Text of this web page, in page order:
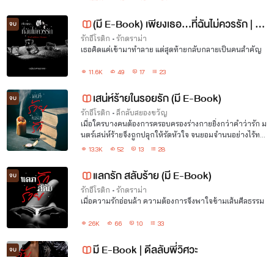
จบ
(มี E-Book) เพียงเธอ…ที่ฉันไม่ควรรัก | F
orbidden Desire
รักอีโรติก • รักดราม่า
เธอคิดแค่เข้ามาทำลาย แต่สุดท้ายกลับกลายเป็นคนสำคัญ
11.6K 49 17 23
จบ เสน่ห์ร้ายในรอยรัก (มี E-Book)
รักอีโรติก • ลึกลับสยองขวัญ
เมื่อใครบางคนต้องการครอบครองร่างกายยิ่งกว่าคำว่ารัก ม
นตร์เสน่ห์ร้ายจึงถูกปลุกให้รัดหัวใจ จนยอมจำนนอย่างไร้ทาง
หนี13.3K 52 13 28
จบ แลกรัก สลับร้าย (มี E-Book)
รักอีโรติก • รักดราม่า
เมื่อความรักอ่อนล้า ความต้องการจึงพาใจข้ามเส้นศีลธรรม
26K 66 10 33
จบ มี E-Book | ดีลลับพี่วิศวะ